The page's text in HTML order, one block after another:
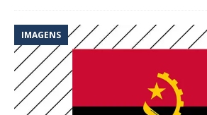
IMAGENS